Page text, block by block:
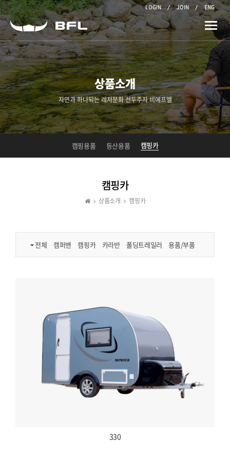
LOGIN JOIN ENG
Toggle
상품소개
자연과 하나되는 레저문화 선두주자 비에프엘
캠핑용품 등산용품 캠핑카
캠핑카
상품소개 캠핑카
전체 캠퍼밴 캠핑카 카라반 폴딩트레일러 용품/부품
330